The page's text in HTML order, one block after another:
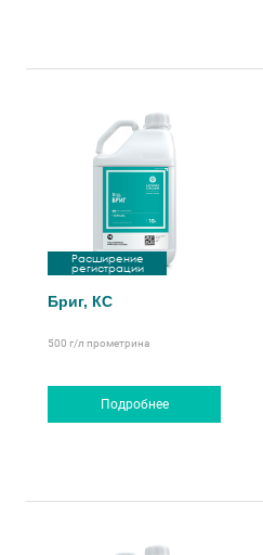
Расширение
регистрации
Бриг, КС
500 г/л прометрина
Подробнее